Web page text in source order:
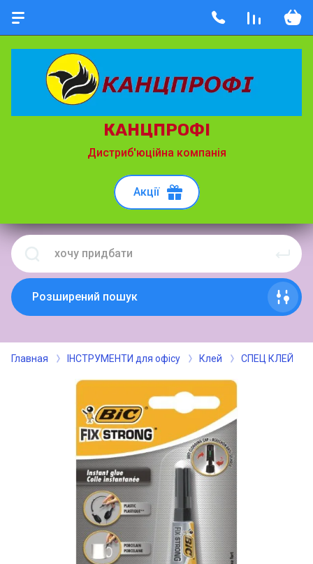
КАНЦПРОФІ
Дистриб'юційна компанія
Акції
Розширений пошук
Главная ІНСТРУМЕНТИ для офісу Клей СПЕЦ КЛЕЙ